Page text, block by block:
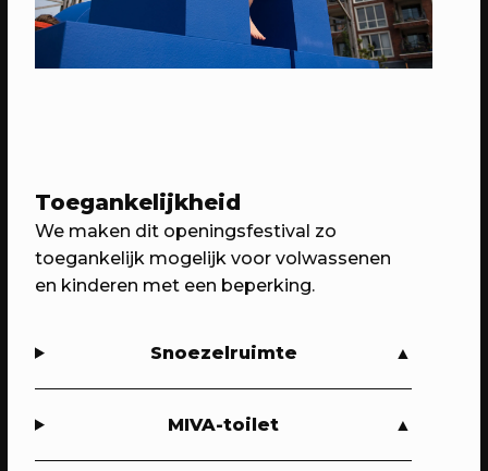
Toegankelijkheid
We maken dit openingsfestival zo
toegankelijk mogelijk voor volwassenen
en kinderen met een beperking.
Snoezelruimte
MIVA-toilet